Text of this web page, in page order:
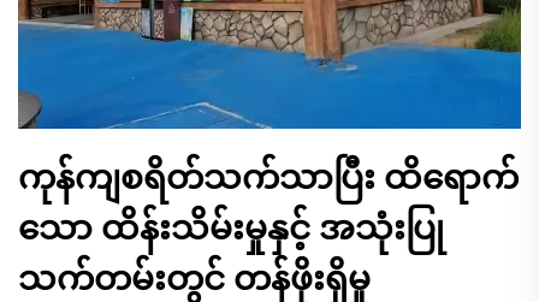
ကုန်ကျစရိတ်သက်သာပြီး ထိရောက်
သော ထိန်းသိမ်းမှုနှင့် အသုံးပြု
သက်တမ်းတွင် တန်ဖိုးရှိမှု